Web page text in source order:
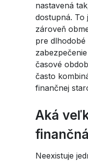
nastavená
dostupná. To
zároveň
pre dlhodobé
časové
často
finančnej
Aká
Neexistuje